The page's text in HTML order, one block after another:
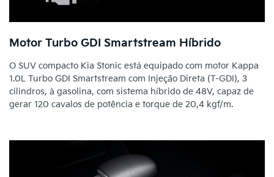
Motor Turbo GDI Smartstream Híbrido
O SUV compacto Kia Stonic está equipado com motor Kappa
1.0L Turbo GDI Smartstream com Injeção Direta (T-GDI), 3
cilindros, à gasolina, com sistema híbrido de 48V, capaz de
gerar 120 cavalos de potência e torque de 20,4 kgf/m.